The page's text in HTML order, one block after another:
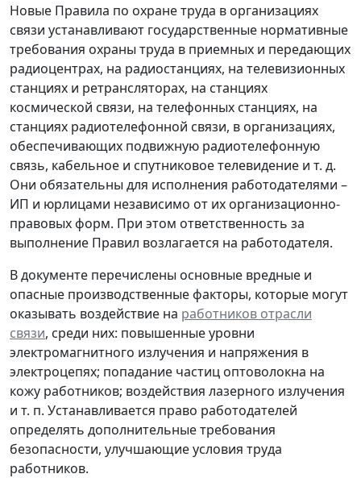
Новые Правила по охране труда в организациях
связи устанавливают государственные нормативные
требования охраны труда в приемных и передающих
радиоцентрах, на радиостанциях, на телевизионных
станциях и ретрансляторах, на станциях
космической связи, на телефонных станциях, на
станциях радиотелефонной связи, в организациях,
обеспечивающих подвижную радиотелефонную
связь, кабельное и спутниковое телевидение и т. д.
Они обязательны для исполнения работодателями –
ИП и юрлицами независимо от их организационно-
правовых форм. При этом ответственность за
выполнение Правил возлагается на работодателя.
В документе перечислены основные вредные и
опасные производственные факторы, которые могут
оказывать воздействие на работников отрасли
связи, среди них: повышенные уровни
электромагнитного излучения и напряжения в
электроцепях; попадание частиц оптоволокна на
кожу работников; воздействия лазерного излучения
и т. п. Устанавливается право работодателей
определять дополнительные требования
безопасности, улучшающие условия труда
работников.